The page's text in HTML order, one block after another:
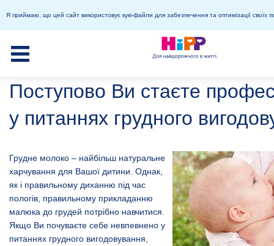
Я приймаю, що цей сайт використовує кукі-файли для забезпечення та оптимізації своїх
Поступово Ви стаєте
у питаннях грудного
Грудне молоко – найбільш натуральне
харчування для Вашої дитини. Однак,
як і правильному диханню під час
пологів, правильному прикладанню
малюка до грудей потрібно навчитися.
Якщо Ви почуваєте себе невпевнено у
питаннях грудного вигодовування,